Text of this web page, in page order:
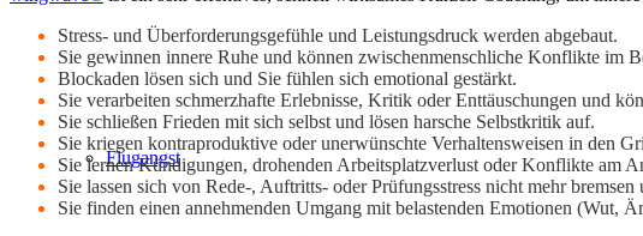
Flugangst
Stress- und Überforderungsgefühle und Leistungsdruck werden abgebaut.
Sie gewinnen innere Ruhe und können zwischenmenschliche Konflikte im
Blockaden lösen sich und Sie fühlen sich emotional gestärkt.
Sie verarbeiten schmerzhafte Erlebnisse, Kritik oder Enttäuschungen und
Sie schließen Frieden mit sich selbst und lösen harsche Selbstkritik auf.
Sie kriegen kontraproduktive oder unerwünschte Verhaltensweisen in den
Sie lernen Kündigungen, drohenden Arbeitsplatzverlust oder Konflikte am
Sie lassen sich von Rede-, Auftritts- oder Prüfungsstress nicht mehr
Sie finden einen annehmenden Umgang mit belastenden Emotionen (Wut,